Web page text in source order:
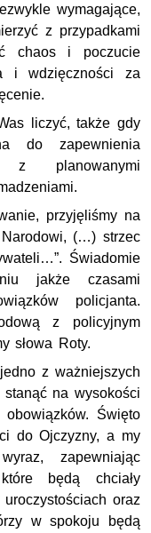
wymagające,
z przypadkami
chaos i poczucie
i wdzięczności za
liczyć, także gdy
do zapewnienia
z planowanymi
przyjęliśmy na
(…) strzec
Świadomie
jakże czasami
policjanta.
z policyjnym
słowa Roty.
z ważniejszych
na wysokości
Święto
do Ojczyzny, a my
zapewniając
będą chciały
oraz
w spokoju będą